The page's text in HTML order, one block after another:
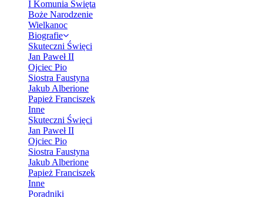
I Komunia Święta
Boże Narodzenie
Wielkanoc
Biografie
Skuteczni Święci
Jan Paweł II
Ojciec Pio
Siostra Faustyna
Jakub Alberione
Papież Franciszek
Inne
Skuteczni Święci
Jan Paweł II
Ojciec Pio
Siostra Faustyna
Jakub Alberione
Papież Franciszek
Inne
Poradniki